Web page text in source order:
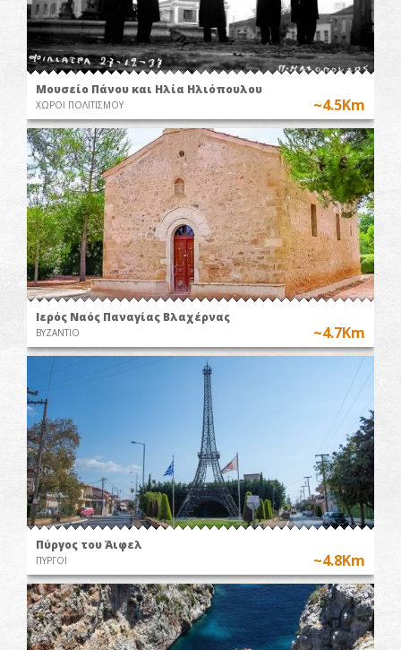
Μουσείο Πάνου και Ηλία Ηλιόπουλου
ΧΩΡΟΙ ΠΟΛΙΤΙΣΜΟΥ ~4.5Km
Ιερός Ναός Παναγίας Βλαχέρνας
ΒΥΖΑΝΤΙΟ ~4.7Km
Πύργος του Άιφελ
ΠΥΡΓΟΙ ~4.8Km